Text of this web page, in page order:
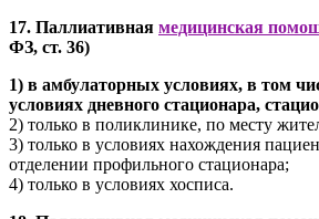
17. Паллиативная медицинская
ФЗ, ст. 36)
1) в амбулаторных условиях, в том
условиях дневного стационара,
2) только в поликлинике, по месту
3) только в условиях нахождения
отделении профильного стационара;
4) только в условиях хосписа.